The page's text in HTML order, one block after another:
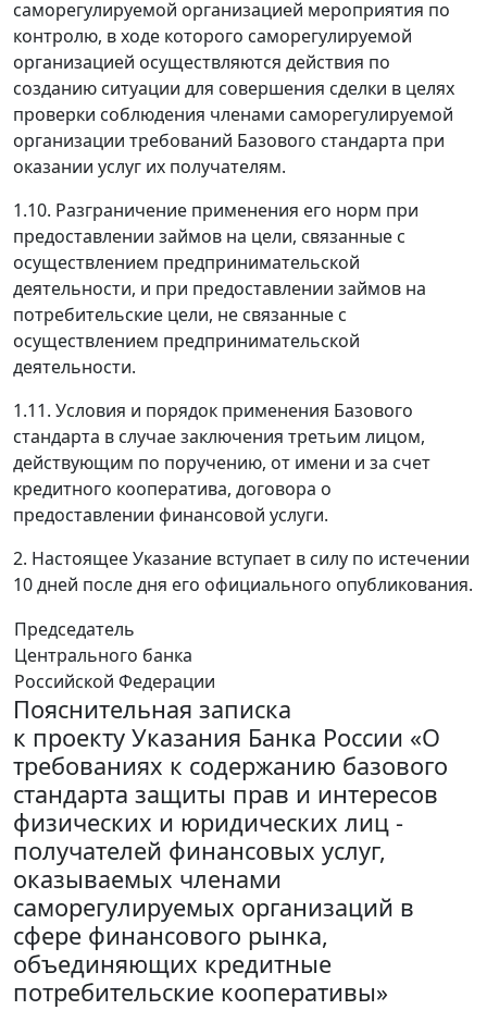
саморегулируемой организацией мероприятия по
контролю, в ходе которого саморегулируемой
организацией осуществляются действия по
созданию ситуации для совершения сделки в целях
проверки соблюдения членами саморегулируемой
организации требований Базового стандарта при
оказании услуг их получателям.
1.10. Разграничение применения его норм при
предоставлении займов на цели, связанные с
осуществлением предпринимательской
деятельности, и при предоставлении займов на
потребительские цели, не связанные с
осуществлением предпринимательской
деятельности.
1.11. Условия и порядок применения Базового
стандарта в случае заключения третьим лицом,
действующим по поручению, от имени и за счет
кредитного кооператива, договора о
предоставлении финансовой услуги.
2. Настоящее Указание вступает в силу по истечении
10 дней после дня его официального опубликования.
Председатель
Центрального банка
Российской Федерации
Пояснительная записка
к проекту Указания Банка России «О
требованиях к содержанию базового
стандарта защиты прав и интересов
физических и юридических лиц -
получателей финансовых услуг,
оказываемых членами
саморегулируемых организаций в
сфере финансового рынка,
объединяющих кредитные
потребительские кооперативы»